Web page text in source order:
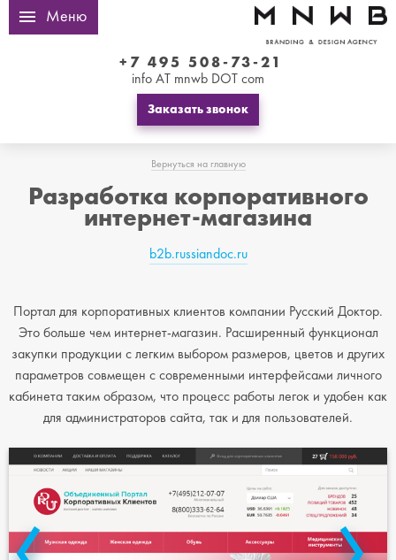
Меню
+7 495 508-73-21
info AT mnwb DOT com
Заказать звонок
Вернуться на главную
Разработка корпоративного
интернет-магазина
b2b.russiandoc.ru
Портал для корпоративных клиентов компании Русский Доктор.
Это больше чем интернет-магазин. Расширенный функционал
закупки продукции с легким выбором размеров, цветов и других
параметров совмещен с современными интерфейсами личного
кабинета таким образом, что процесс работы легок и удобен как
для администраторов сайта, так и для пользователей.